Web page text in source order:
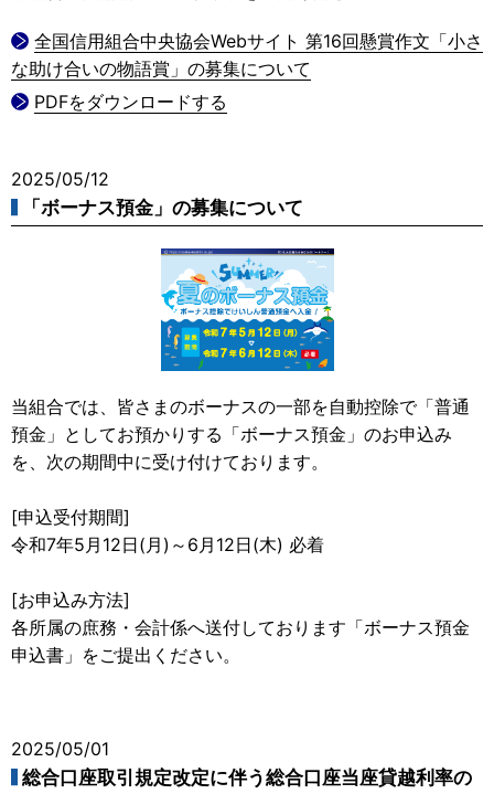
全国信用組合中央協会Webサイト 第16回懸賞作文「小さ
な助け合いの物語賞」の募集について
PDFをダウンロードする
2025/05/12
「ボーナス預金」の募集について
当組合では、皆さまのボーナスの一部を自動控除で「普通
預金」としてお預かりする「ボーナス預金」のお申込み
を、次の期間中に受け付けております。
[申込受付期間]
令和7年5月12日(月)～6月12日(木) 必着
[お申込み方法]
各所属の庶務・会計係へ送付しております「ボーナス預金
申込書」をご提出ください。
2025/05/01
総合口座取引規定改定に伴う総合口座当座貸越利率の